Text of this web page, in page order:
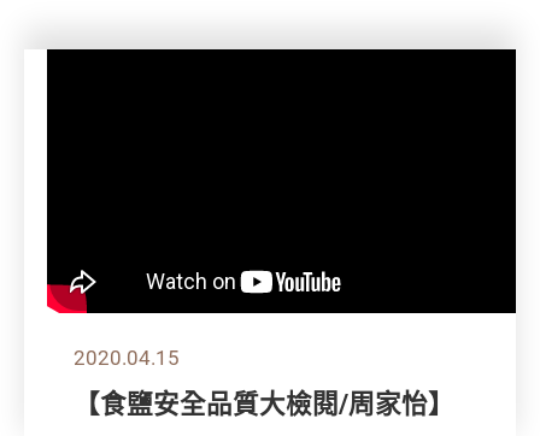
2020.04.15
【食鹽安全品質大檢閱/周家怡】